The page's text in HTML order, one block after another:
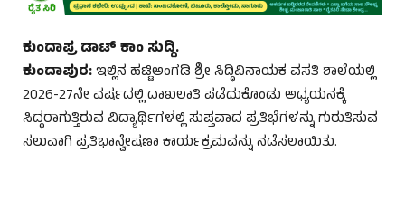
ಕುಂದಾಪ್ರ ಡಾಟ್‌ ಕಾಂ ಸುದ್ದಿ.
ಕುಂದಾಪುರ:ಇಲ್ಲಿನ ಹಟ್ಟಿಅಂಗಡಿ ಶ್ರೀ ಸಿದ್ಧಿವಿನಾಯಕ ವಸತಿ ಶಾಲೆಯಲ್ಲಿ
2026-27ನೇ ವರ್ಷದಲ್ಲಿ ದಾಖಲಾತಿ ಪಡೆದುಕೊಂಡು ಅಧ್ಯಯನಕ್ಕೆ
ಸಿದ್ಧರಾಗುತ್ತಿರುವ ವಿದ್ಯಾರ್ಥಿಗಳಲ್ಲಿ ಸುಪ್ತವಾದ ಪ್ರತಿಭೆಗಳನ್ನು ಗುರುತಿಸುವ
ಸಲುವಾಗಿ ಪ್ರತಿಭಾನ್ವೇಷಣಾ ಕಾರ್ಯಕ್ರಮವನ್ನು ನಡೆಸಲಾಯಿತು.